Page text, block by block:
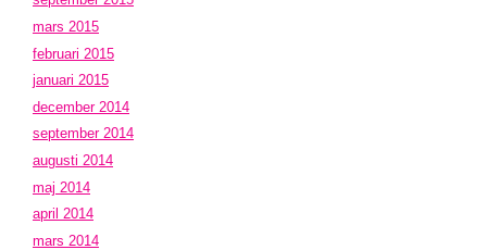
mars 2015
februari 2015
januari 2015
december 2014
september 2014
augusti 2014
maj 2014
april 2014
mars 2014